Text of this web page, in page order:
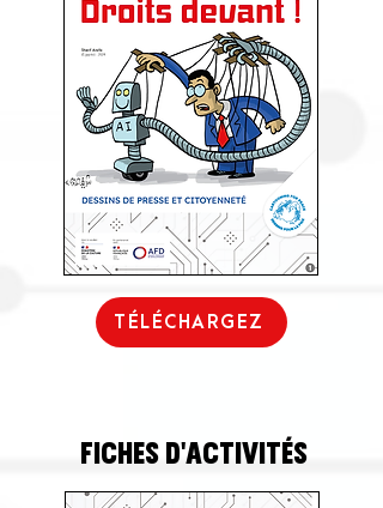
TÉLÉCHARGEZ
Fiches d'activités